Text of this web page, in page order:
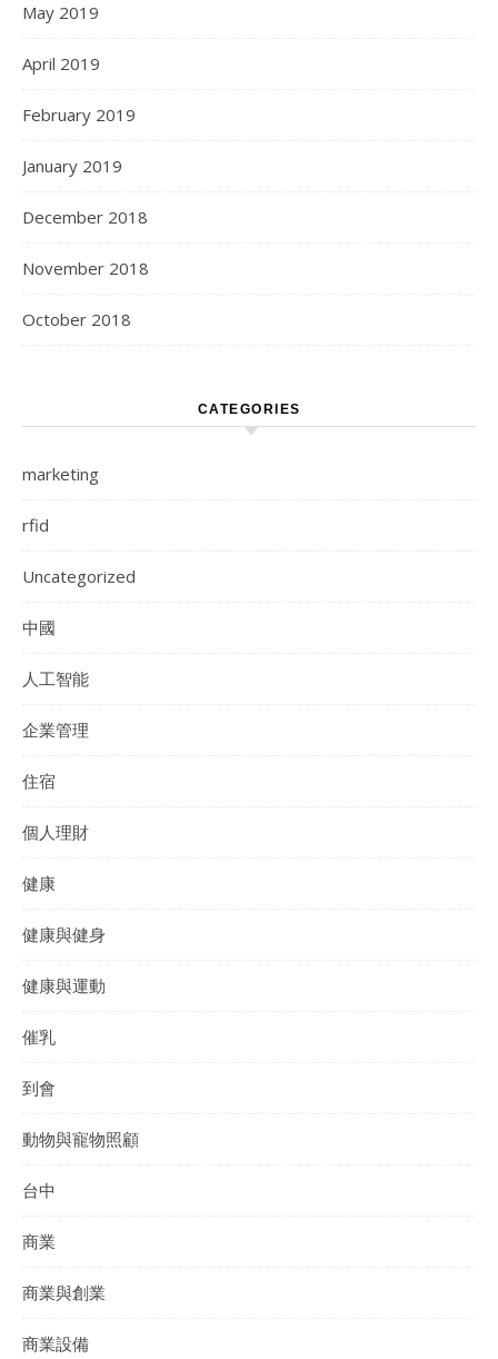
May 2019
April 2019
February 2019
January 2019
December 2018
November 2018
October 2018
CATEGORIES
marketing
rfid
Uncategorized
中國
人工智能
企業管理
住宿
個人理財
健康
健康與健身
健康與運動
催乳
到會
動物與寵物照顧
台中
商業
商業與創業
商業設備